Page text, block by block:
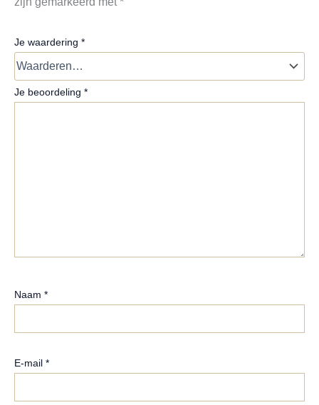
Je waardering *
Je beoordeling *
Naam *
E-mail *